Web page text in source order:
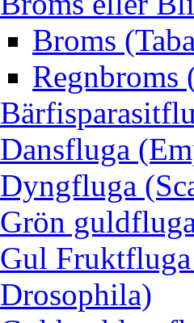
Broms
Regnbroms
Dansfluga
Dyngfluga
Grön
Gul
Drosophila)